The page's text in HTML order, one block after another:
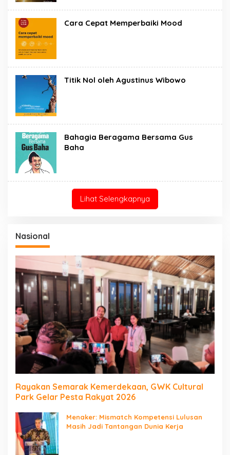
Cara Cepat Memperbaiki Mood
Titik Nol oleh Agustinus Wibowo
Bahagia Beragama Bersama Gus
Baha
Lihat Selengkapnya
Nasional
Rayakan Semarak Kemerdekaan, GWK Cultural
Park Gelar Pesta Rakyat 2026
Menaker: Mismatch Kompetensi Lulusan
Masih Jadi Tantangan Dunia Kerja